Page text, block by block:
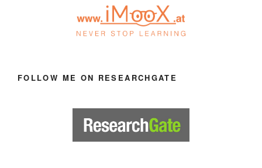
FOLLOW ME ON RESEARCHGATE